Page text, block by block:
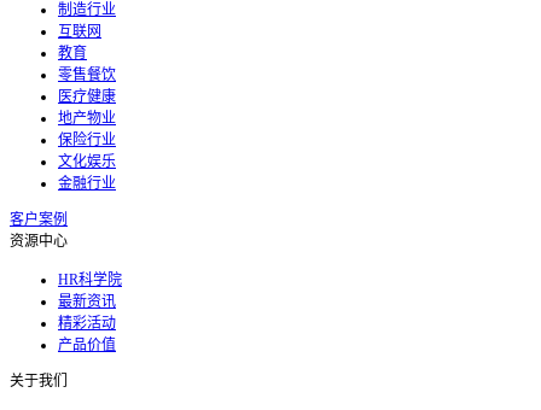
制造行业
互联网
教育
零售餐饮
医疗健康
地产物业
保险行业
文化娱乐
金融行业
客户案例
资源中心
HR科学院
最新资讯
精彩活动
产品价值
关于我们